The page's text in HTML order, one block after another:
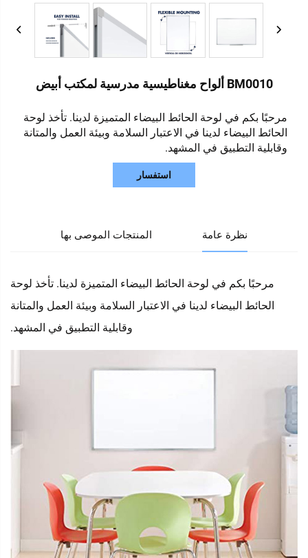
BM0010 ألواح مغناطيسية مدرسية لمكتب أبيض
مرحبًا بكم في لوحة الحائط البيضاء المتميزة لدينا. تأخذ لوحة
الحائط البيضاء لدينا في الاعتبار السلامة وبيئة العمل والمتانة
وقابلية التطبيق في المشهد.
استفسار
نظرة عامة المنتجات الموصى بها
مرحبًا بكم في لوحة الحائط البيضاء المتميزة لدينا. تأخذ لوحة
الحائط البيضاء لدينا في الاعتبار السلامة وبيئة العمل والمتانة
وقابلية التطبيق في المشهد.